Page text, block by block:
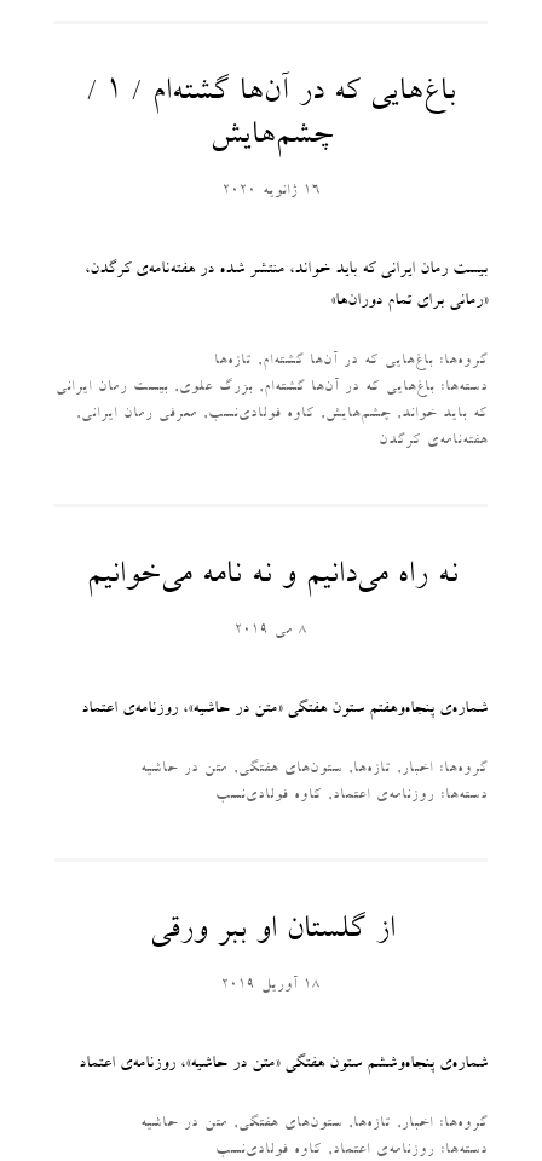
باغ‌هایی که در آن‌ها گشته‌ام / ۱ /
چشم‌هایش
16 ژانویه 2020
بیست رمان ایرانی که باید خواند، منتشر شده در هفته‌نامه‌ی کرگدن،
«رمانی برای تمام دوران‌ها»
گروه‌ها: باغ‌هایی که در آن‌ها گشته‌ام, تازه‌ها
دسته‌‌ها: باغ‌هایی که در آن‌ها گشته‌ام, بزرگ علوی, بیست رمان ایرانی
که باید خواند, چشم‌هایش, کاوه فولادی‌نسب, معرفی رمان ایرانی,
هفته‌نامه‌ی کرگدن
نه راه می‌دانیم و نه نامه می‌خوانیم
8 می 2019
شماره‌ی پنجاه­‌وهفتم ستون هفتگی «متن در حاشیه»، روزنامه‌ی اعتماد
گروه‌ها: اخبار, تازه‌ها, ستون‌های هفتگی, متن در حاشیه
دسته‌‌ها: روزنامه‌ی اعتماد, کاوه فولادی‌نسب
از گلستان او ببر ورقی
18 آوریل 2019
شماره‌ی پنجاه­‌وششم ستون هفتگی «متن در حاشیه»، روزنامه‌ی اعتماد
گروه‌ها: اخبار, تازه‌ها, ستون‌های هفتگی, متن در حاشیه
دسته‌‌ها: روزنامه‌ی اعتماد, کاوه فولادی‌نسب